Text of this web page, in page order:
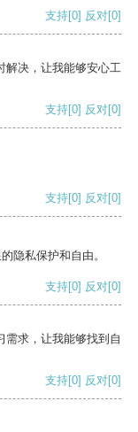
支持[0] 反对[0]
解决，让我能够安心工
支持[0] 反对[0]
支持[0] 反对[0]
隐私保护和自由。
支持[0] 反对[0]
需求，让我能够找到自
支持[0] 反对[0]